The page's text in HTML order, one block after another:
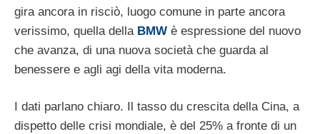
gira ancora in risciò, luogo comune in parte ancora
verissimo, quella della BMW è espressione del nuovo
che avanza, di una nuova società che guarda al
benessere e agli agi della vita moderna.
I dati parlano chiaro. Il tasso du crescita della Cina, a
dispetto delle crisi mondiale, è del 25% a fronte di un